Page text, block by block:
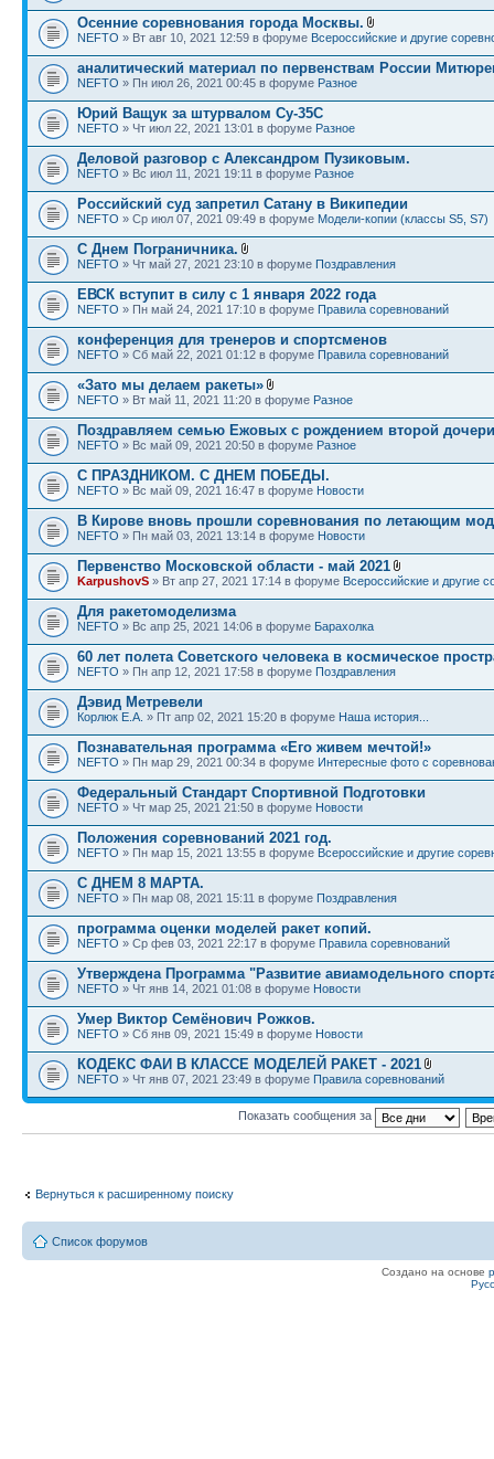
Осенние соревнования города Москвы.
NEFTO » Вт авг 10, 2021 12:59 в форуме Всероссийские и другие
аналитический материал по первенствам России
NEFTO » Пн июл 26, 2021 00:45 в форуме Разное
Юрий Ващук за штурвалом Су-35С
NEFTO » Чт июл 22, 2021 13:01 в форуме Разное
Деловой разговор с Александром Пузиковым.
NEFTO » Вс июл 11, 2021 19:11 в форуме Разное
Российский суд запретил Сатану в Википедии
NEFTO » Ср июл 07, 2021 09:49 в форуме Модели-копии (классы S5, S7)
С Днем Пограничника.
NEFTO » Чт май 27, 2021 23:10 в форуме Поздравления
ЕВСК вступит в силу с 1 января 2022 года
NEFTO » Пн май 24, 2021 17:10 в форуме Правила соревнований
конференция для тренеров и спортсменов
NEFTO » Сб май 22, 2021 01:12 в форуме Правила соревнований
«Зато мы делаем ракеты»
NEFTO » Вт май 11, 2021 11:20 в форуме Разное
Поздравляем семью Ежовых с рождением второй
NEFTO » Вс май 09, 2021 20:50 в форуме Разное
С ПРАЗДНИКОМ. С ДНЕМ ПОБЕДЫ.
NEFTO » Вс май 09, 2021 16:47 в форуме Новости
В Кирове вновь прошли соревнования по летающим
NEFTO » Пн май 03, 2021 13:14 в форуме Новости
Первенство Московской области - май 2021
KarpushovS » Вт апр 27, 2021 17:14 в форуме Всероссийские и другие
Для ракетомоделизма
NEFTO » Вс апр 25, 2021 14:06 в форуме Барахолка
60 лет полета Советского человека в космическое
NEFTO » Пн апр 12, 2021 17:58 в форуме Поздравления
Дэвид Метревели
Корлюк Е.А. » Пт апр 02, 2021 15:20 в форуме Наша история...
Познавательная программа «Его живем мечтой!»
NEFTO » Пн мар 29, 2021 00:34 в форуме Интересные фото с
Федеральный Стандарт Спортивной Подготовки
NEFTO » Чт мар 25, 2021 21:50 в форуме Новости
Положения соревнований 2021 год.
NEFTO » Пн мар 15, 2021 13:55 в форуме Всероссийские и другие
С ДНЕМ 8 МАРТА.
NEFTO » Пн мар 08, 2021 15:11 в форуме Поздравления
программа оценки моделей ракет копий.
NEFTO » Ср фев 03, 2021 22:17 в форуме Правила соревнований
Утверждена Программа "Развитие авиамодельного
NEFTO » Чт янв 14, 2021 01:08 в форуме Новости
Умер Виктор Семёнович Рожков.
NEFTO » Сб янв 09, 2021 15:49 в форуме Новости
КОДЕКС ФАИ В КЛАССЕ МОДЕЛЕЙ РАКЕТ - 2021
NEFTO » Чт янв 07, 2021 23:49 в форуме Правила соревнований
Показать сообщения за
Вернуться к расширенному поиску
Список форумов
Создано на основе